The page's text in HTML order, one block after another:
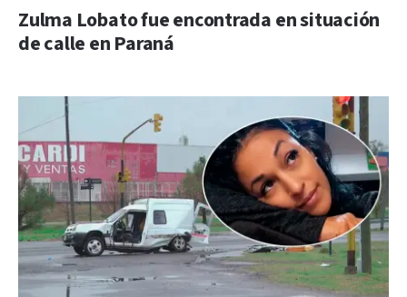
Zulma Lobato fue encontrada en situación
de calle en Paraná